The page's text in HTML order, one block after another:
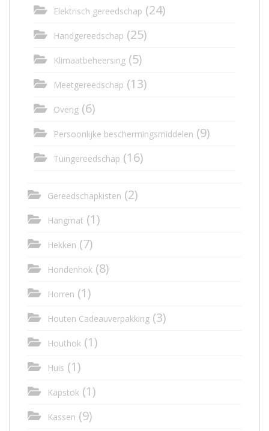
Elektrisch gereedschap (24)
Handgereedschap (25)
Klimaatbeheersing (5)
Meetgereedschap (13)
Overig (6)
Persoonlijke beschermingsmiddelen (9)
Tuingereedschap (16)
Gereedschapkisten (2)
Hangmat (1)
Hekken (7)
Hondenhok (8)
Horren (1)
Houten Cadeauverpakking (3)
Houthok (1)
Huis (1)
Kapstok (1)
Kassen (9)